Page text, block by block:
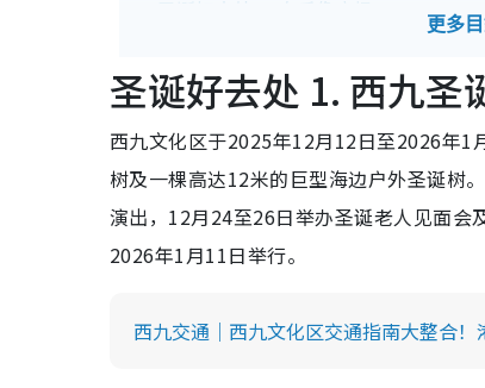
圣诞好去处 6. 皇后像广场 Christmas
圣诞好去处 8. 愉景湾意式圣诞露天市
圣诞好去处 10. 白纸市集×插画家谢晒
圣诞好去处 11. 启德 AIRSIDE × 插画
圣诞好去处 12. 观塘海滨圣诞同人市集
圣诞好去处 1. 西九圣
西九文化区于2025年12月12日至2026年
树及一棵高达12米的巨型海边户外圣诞
演出，12月24至26日举办圣诞老人见面
2026年1月11日举行。
西九交通｜西九文化区交通指南大整合